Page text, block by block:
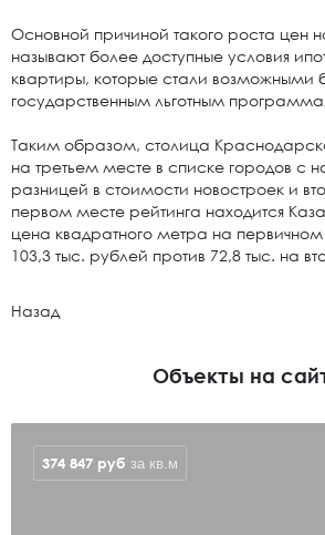
Основной причиной такого роста цен
называют более доступные условия
квартиры, которые стали возможными
государственным льготным
Таким образом, столица
на третьем месте в списке городов с
разницей в стоимости новостроек и
первом месте рейтинга находится
цена квадратного метра на первичном
103,3 тыс. рублей против 72,8 тыс. на
Назад
Объекты на
374 847 руб за кв.м